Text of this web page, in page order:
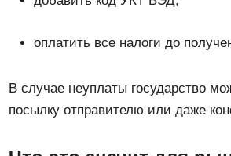
оплатить все налоги до
В случае неуплаты государство
посылку отправителю или даже